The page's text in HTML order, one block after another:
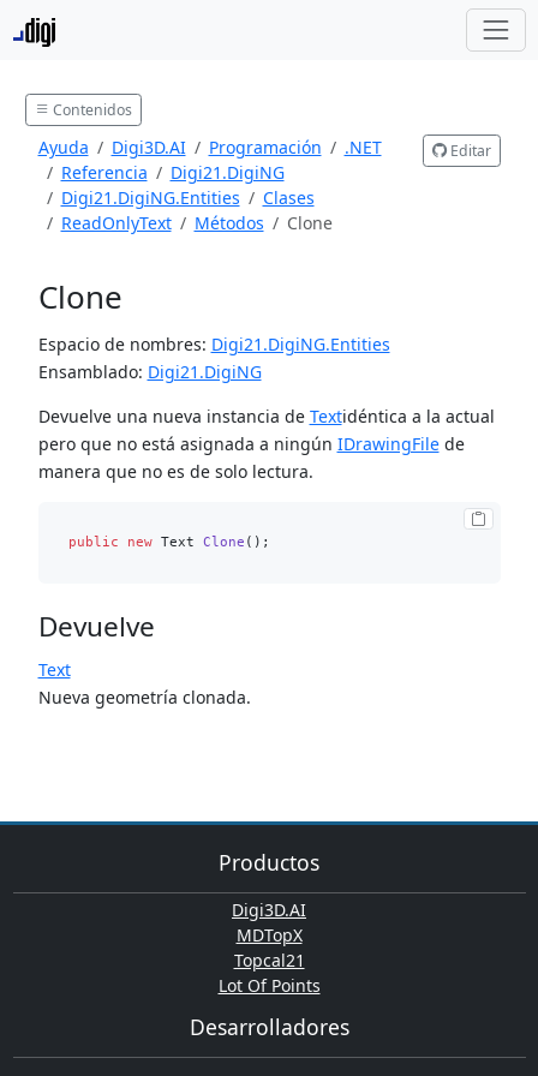
Contenidos
Ayuda Digi3D.AI Programación
.NET
Referencia
Digi21.DigiNG
Digi21.DigiNG.Entities
Clases
ReadOnlyText
Métodos Clone
Editar
Clone
Espacio de nombres: Digi21.DigiNG.Entities
Ensamblado: Digi21.DigiNG
Devuelve una nueva instancia de Textidéntica a la actual
pero que no está asignada a ningún IDrawingFilede
manera que no es de solo lectura.
public new Text Clone ()
Devuelve
Text
Nueva geometría clonada.
Productos
Digi3D.AI
MDTopX
Topcal21
Lot Of Points
Desarrolladores